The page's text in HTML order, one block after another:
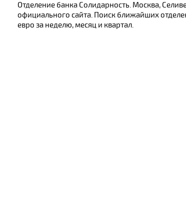
Отделение банка Солидарность. Москва,
официального сайта. Поиск ближайших
евро за неделю, месяц и квартал.